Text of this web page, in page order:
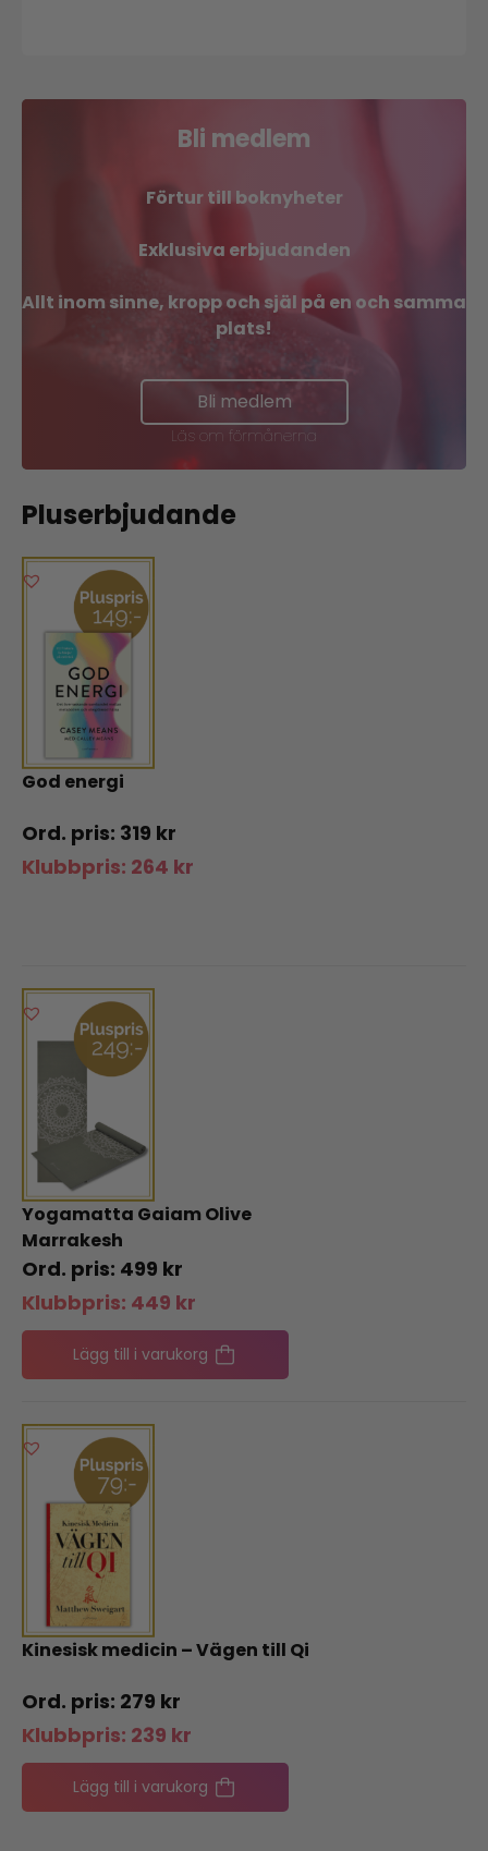
framtiden!
Bli medlem
Förtur till boknyheter
Exklusiva erbjudanden
Allt inom sinne, kropp och själ på en och samma
plats!
Bli medlem
Läs om förmånerna
Pluserbjudande
God energi
319 kr
Klubbpris: 264 kr
Yogamatta Gaiam Olive
Marrakesh
499 kr
Klubbpris: 449 kr
Lägg till i varukorg
Kinesisk medicin – Vägen till Qi
279 kr
Klubbpris: 239 kr
Lägg till i varukorg